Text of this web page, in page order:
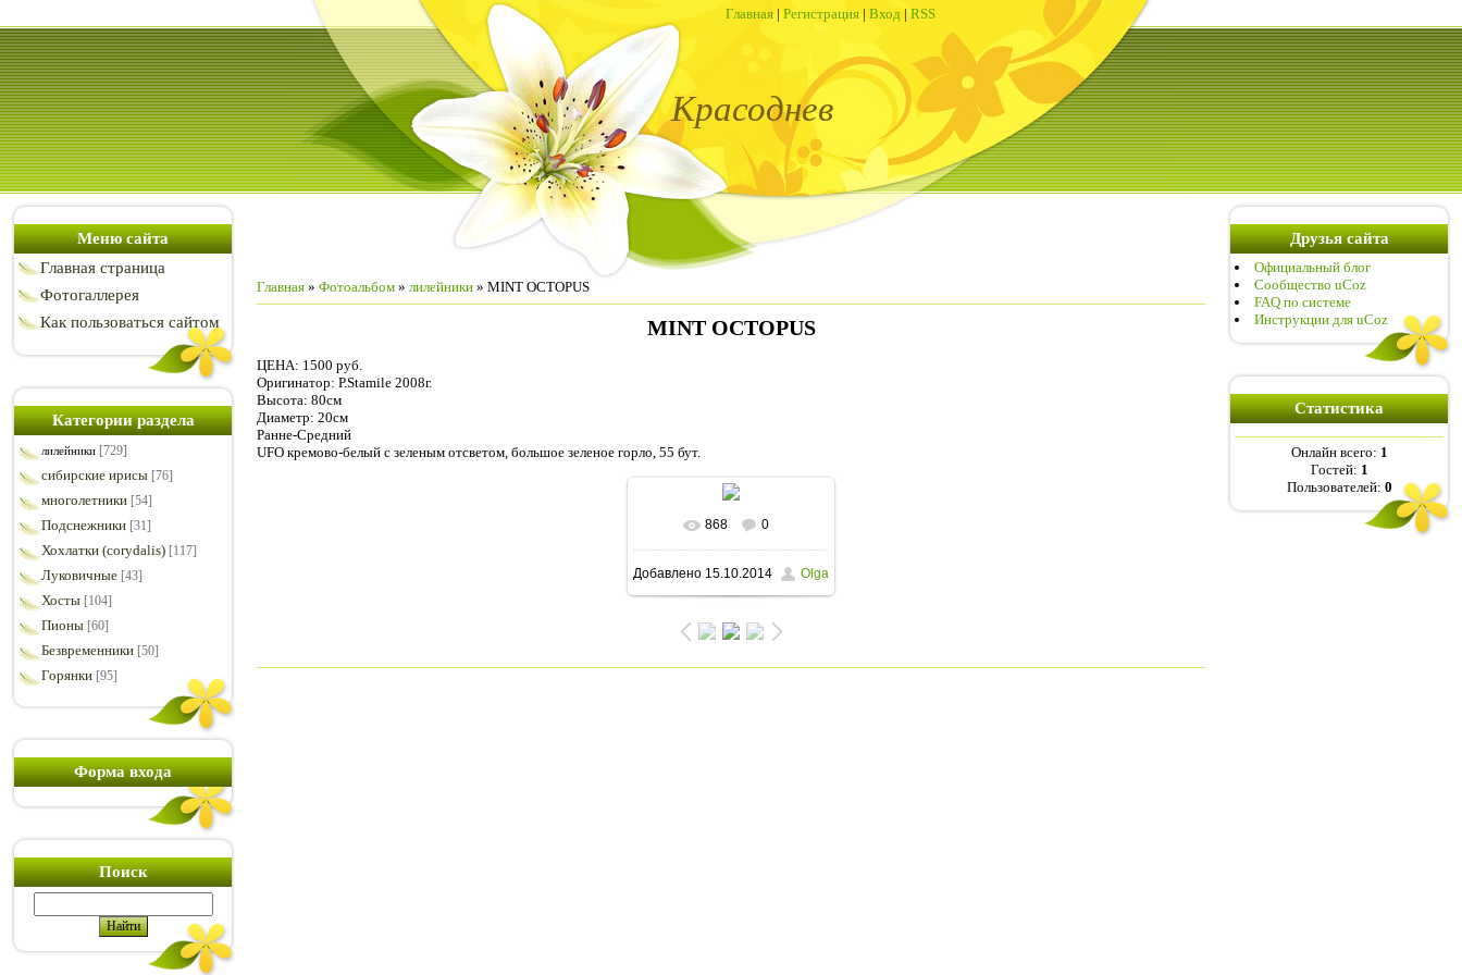
Главная | Регистрация | Вход | RSS
Красоднев
Меню сайта
Главная страница
Фотогаллерея
Как пользоваться сайтом
Категории раздела
лилейники [729]
сибирские ирисы [76]
многолетники [54]
Подснежники [31]
Хохлатки (corydalis) [117]
Луковичные [43]
Хосты [104]
Пионы [60]
Безвременники [50]
Горянки [95]
Форма входа
Поиск
Главная » Фотоальбом » лилейники » MINT OCTOPUS
MINT OCTOPUS
ЦЕНА: 1500 руб.
Оригинатор: Р.Stamile 2008г.
Высота: 80см
Диаметр: 20см
Ранне-Средний
UFO кремово-белый с зеленым отсветом, большое зеленое горло, 55 бут.
В реальном размере
800x600/ 120.2Kb
868 0
Добавлено 15.10.2014 Olga
Друзья сайта
Официальный блог
Сообщество uCoz
FAQ по системе
Инструкции для uCoz
Статистика
Онлайн всего: 1
Гостей: 1
Пользователей: 0